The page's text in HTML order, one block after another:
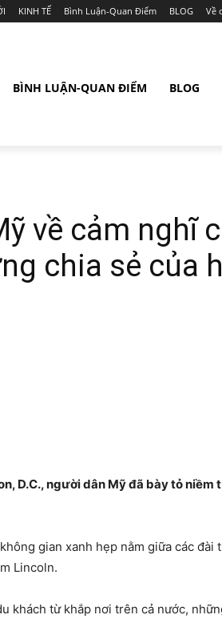
KINH TẾ Bình Luận-Quan Điểm BLOG Về
BÌNH LUẬN-QUAN ĐIỂM BLOG
về cảm nghĩ
chia sẻ của
D.C., người dân Mỹ đã bày tỏ
gian xanh hẹp nằm giữa các
Lincoln.
khách từ khắp nơi trên cả nước,